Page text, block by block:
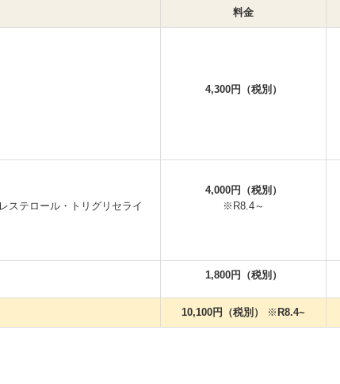
料金
4,300円（税別）
ステロール・トリグリセライ
4,000円（税別）
※R8.4～
1,800円（税別）
10,100円（税別） ※ R8.4~